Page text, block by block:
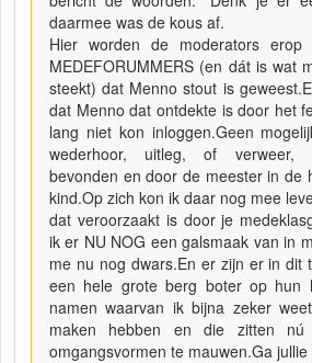
daarmee was de kous af.
Hier worden de moderators
MEDEFORUMMERS (en dát is wat
steekt) dat Menno stout is
dat Menno dat ontdekte is door het
lang niet kon inloggen.Geen
wederhoor, uitleg, of verweer,
bevonden en door de meester in de
kind.Op zich kon ik daar nog mee
dat veroorzaakt is door je
ik er NU NOG een galsmaak van in
me nu nog dwars.En er zijn er in dit
een hele grote berg boter op hun
namen waarvan ik bijna zeker
maken hebben en die zitten
omgangsvormen te mauwen.Ga